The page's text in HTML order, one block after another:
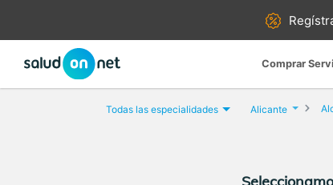
Comprar
Todas las especialidades Alicante